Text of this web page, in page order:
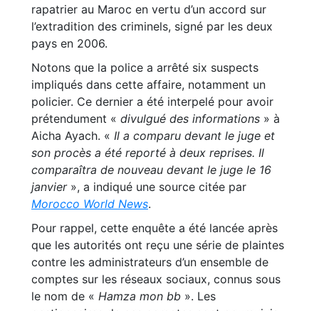
rapatrier au Maroc en vertu d’un accord sur
l’extradition des criminels, signé par les deux
pays en 2006.
Notons que la police a arrêté six suspects
impliqués dans cette affaire, notamment un
policier. Ce dernier a été interpelé pour avoir
prétendument « divulgué des informations » à
Aicha Ayach. « Il a comparu devant le juge et
son procès a été reporté à deux reprises. Il
comparaîtra de nouveau devant le juge le 16
janvier», a indiqué une source citée par
Morocco World News.
Pour rappel, cette enquête a été lancée après
que les autorités ont reçu une série de plaintes
contre les administrateurs d’un ensemble de
comptes sur les réseaux sociaux, connus sous
le nom de « Hamza mon bb ». Les